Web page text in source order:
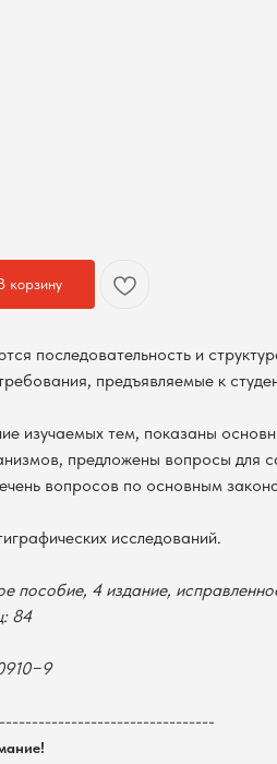
корзину
последовательность и
предъявляемые к
изучаемых тем, показаны
предложены вопросы для
вопросов по основным
исследований.
пособие, 4 издание,
84